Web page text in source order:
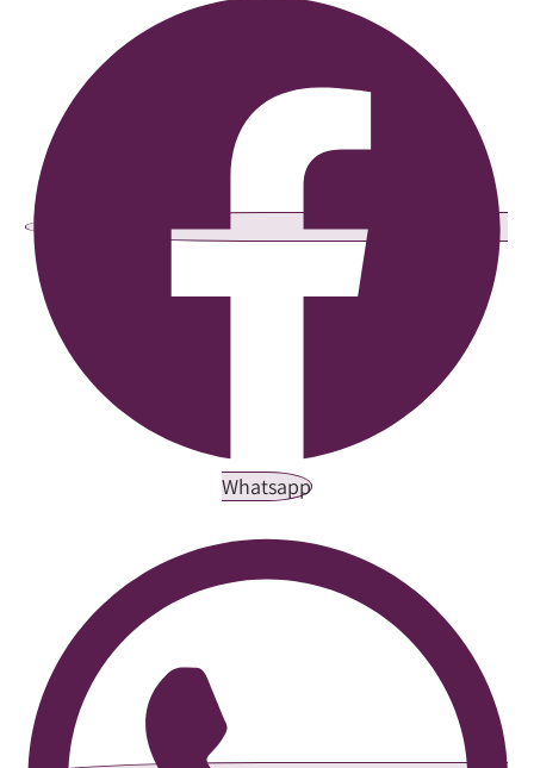
Whatsapp